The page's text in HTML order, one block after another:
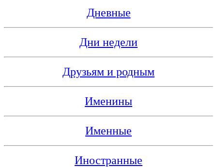
Дневные
Дни недели
Друзьям и родным
Именины
Именные
Иностранные